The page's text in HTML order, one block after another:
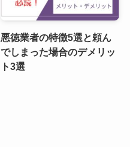
悪徳業者の特徴5選と頼ん
でしまった場合のデメリッ
ト3選